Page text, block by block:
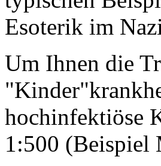
Esoterik im
Um Ihnen die
hochinfektiöse
1:500 (Beispiel